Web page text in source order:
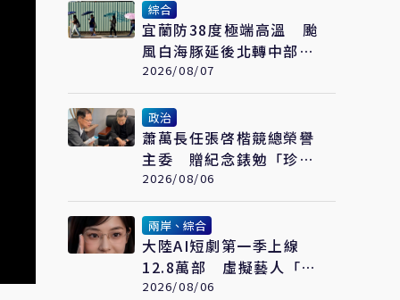
綜合
宜蘭防38度極端高溫 颱
風白海豚延後北轉中部以
北父親節防豪大雨
2026/08/07
政治
蕭萬長任張啓楷競總榮譽
主委 贈紀念錶勉「珍惜
時間、認真打拚」
2026/08/06
兩岸、綜合
大陸AI短劇第一季上線
12.8萬部 虛擬藝人「方
桃子」接拍美瞳廣告
2026/08/06